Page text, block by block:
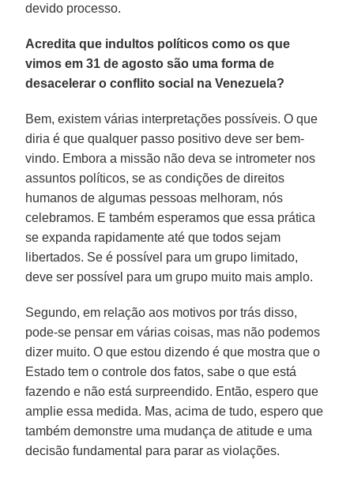
devido processo.
Acredita que indultos políticos como os que
vimos em 31 de agosto são uma forma de
desacelerar o conflito social na Venezuela?
Bem, existem várias interpretações possíveis. O que
diria é que qualquer passo positivo deve ser bem-
vindo. Embora a missão não deva se intrometer nos
assuntos políticos, se as condições de direitos
humanos de algumas pessoas melhoram, nós
celebramos. E também esperamos que essa prática
se expanda rapidamente até que todos sejam
libertados. Se é possível para um grupo limitado,
deve ser possível para um grupo muito mais amplo.
Segundo, em relação aos motivos por trás disso,
pode-se pensar em várias coisas, mas não podemos
dizer muito. O que estou dizendo é que mostra que o
Estado tem o controle dos fatos, sabe o que está
fazendo e não está surpreendido. Então, espero que
amplie essa medida. Mas, acima de tudo, espero que
também demonstre uma mudança de atitude e uma
decisão fundamental para parar as violações.